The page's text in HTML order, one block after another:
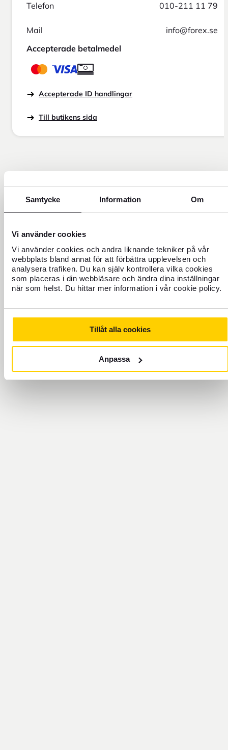
Samtycke Information Om
Vi använder cookies
Vi använder cookies och andra liknande tekniker på vår
webbplats bland annat för att förbättra upplevelsen och
analysera trafiken. Du kan själv kontrollera vilka cookies
som placeras i din webbläsare och ändra dina inställningar
när som helst. Du hittar mer information i vår cookie policy.
Tillåt alla cookies
Anpassa
Telefon 010-211 11 79
Mail
info@forex.se
Accepterade betalmedel
Accepterade ID handlingar
Till butikens sida